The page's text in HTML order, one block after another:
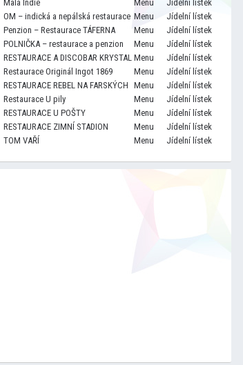
Malá Indie
Menu
Jídelní lístek
OM – indická a nepálská restaurace Menu
Jídelní lístek
Penzion – Restaurace TÁFERNA
Menu
Jídelní lístek
POLNIČKA – restaurace a penzion
Menu
Jídelní lístek
RESTAURACE A DISCOBAR KRYSTAL Menu
Jídelní lístek
Restaurace Originál Ingot 1869
Menu
Jídelní lístek
RESTAURACE REBEL NA FARSKÝCH Menu
Jídelní lístek
Restaurace U pily
Menu
Jídelní lístek
RESTAURACE U POŠTY
Menu
Jídelní lístek
RESTAURACE ZIMNÍ STADION
Menu
Jídelní lístek
TOM VAŘÍ
Menu Jídelní lístek